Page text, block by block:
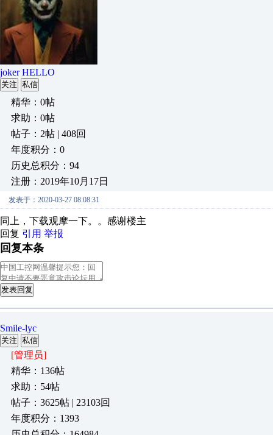
joker HELLO
关注 私信
精华：0帖
求助：0帖
帖子：2帖 | 408回
年度积分：0
历史总积分：94
注册：2019年10月17日
发表于：2020-03-27 08:08:31
同上，下载观摩一下。。感谢楼主
回复 引用 举报
回复本条
发表回复
Smile-lyc
关注 私信
[管理员]
精华：136帖
求助：54帖
帖子：3625帖 | 23103回
年度积分：1393